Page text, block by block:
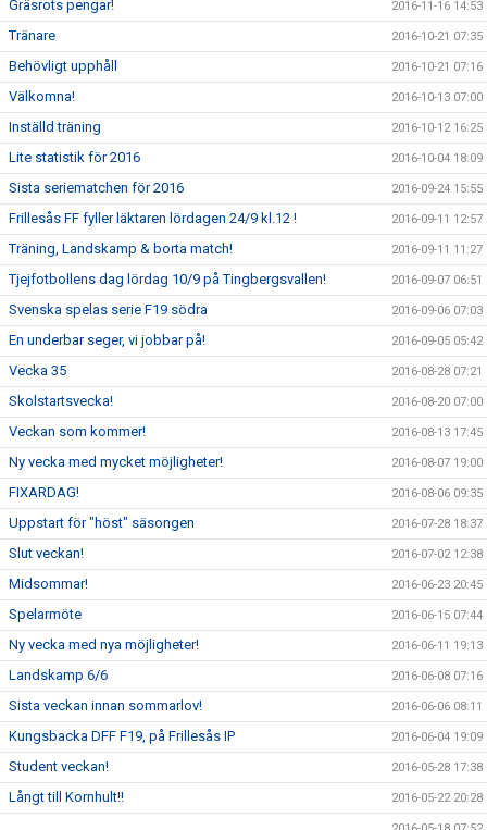
Gräsrots pengar! 2016-11-16 14:53
Tränare 2016-10-21 07:35
Behövligt upphåll 2016-10-21 07:16
Välkomna! 2016-10-13 07:00
Inställd träning 2016-10-12 16:25
Lite statistik för 2016 2016-10-04 18:09
Sista seriematchen för 2016 2016-09-24 15:55
Frillesås FF fyller läktaren lördagen 24/9 kl.12 ! 2016-09-11 12:57
Träning, Landskamp & borta match! 2016-09-11 11:27
Tjejfotbollens dag lördag 10/9 på Tingbergsvallen! 2016-09-07 06:51
Svenska spelas serie F19 södra 2016-09-06 07:03
En underbar seger, vi jobbar på! 2016-09-05 05:42
Vecka 35 2016-08-28 07:21
Skolstartsvecka! 2016-08-20 07:00
Veckan som kommer! 2016-08-13 17:45
Ny vecka med mycket möjligheter! 2016-08-07 19:00
FIXARDAG! 2016-08-06 09:35
Uppstart för "höst" säsongen 2016-07-28 18:37
Slut veckan! 2016-07-02 12:38
Midsommar! 2016-06-23 20:45
Spelarmöte 2016-06-15 07:44
Ny vecka med nya möjligheter! 2016-06-11 19:13
Landskamp 6/6 2016-06-08 07:16
Sista veckan innan sommarlov! 2016-06-06 08:11
Kungsbacka DFF F19, på Frillesås IP 2016-06-04 19:09
Student veckan! 2016-05-28 17:38
Långt till Kornhult!! 2016-05-22 20:28